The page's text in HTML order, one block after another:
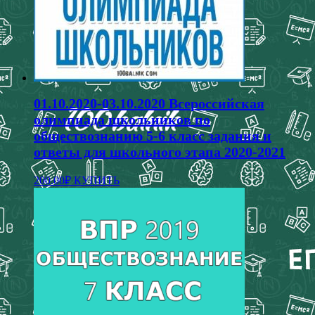
01.10.2020-03.10.2020 Всероссийская
олимпиада школьников по
обществознанию 5-6 класс задания и
ответы для школьного этапа 2020-2021
200.00₽ КУПИТЬ Этот
товар
вариаций.
Опции
можно
выбрать
на
странице
товара.